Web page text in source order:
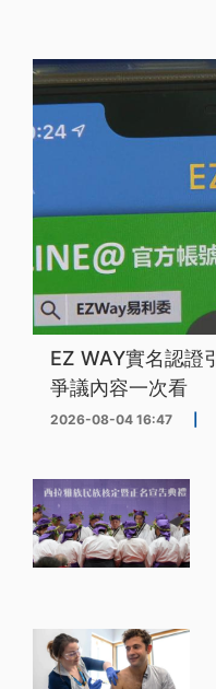
EZ WAY實名認證
爭議內容一次看
2026-08-04 16:47